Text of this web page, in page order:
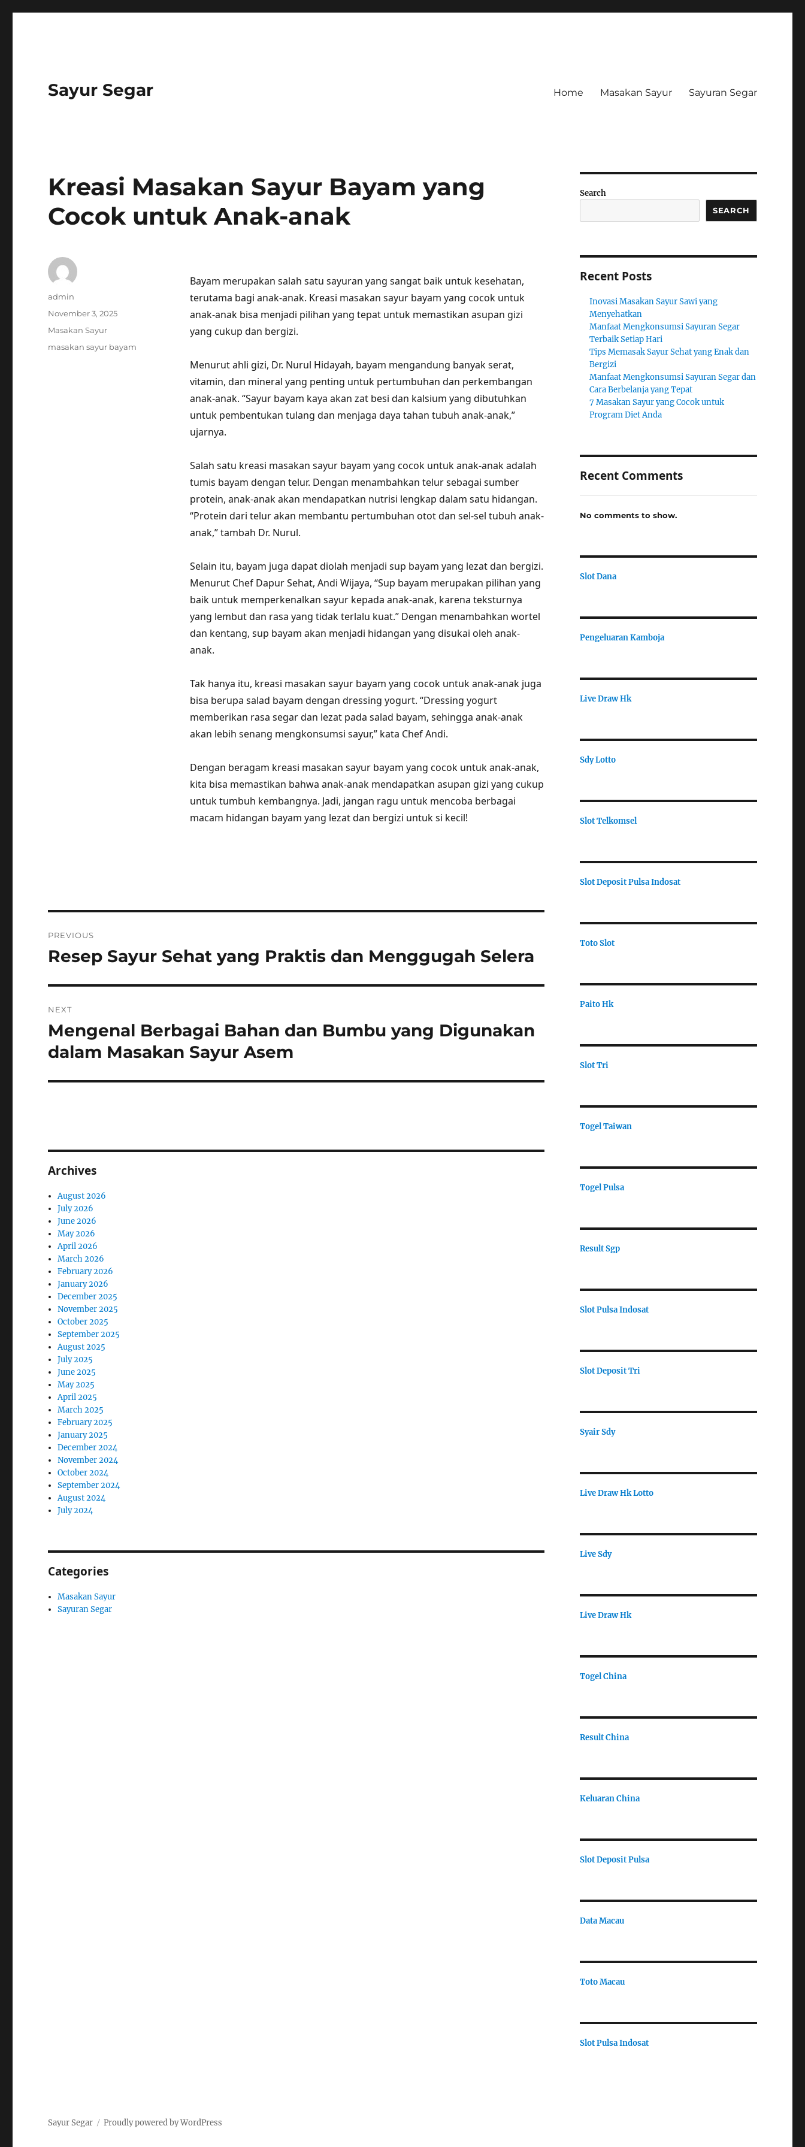
Sayur Segar Home Masakan Sayur Sayuran Segar
Kreasi Masakan Sayur Bayam yang
Cocok untuk Anak-anak
Bayam merupakan salah satu sayuran yang sangat baik untuk kesehatan,
terutama bagi anak-anak. Kreasi masakan sayur bayam yang cocok untuk
anak-anak bisa menjadi pilihan yang tepat untuk memastikan asupan gizi
yang cukup dan bergizi.
Menurut ahli gizi, Dr. Nurul Hidayah, bayam mengandung banyak serat,
vitamin, dan mineral yang penting untuk pertumbuhan dan perkembangan
anak-anak. “Sayur bayam kaya akan zat besi dan kalsium yang dibutuhkan
untuk pembentukan tulang dan menjaga daya tahan tubuh anak-anak,”
ujarnya.
Salah satu kreasi masakan sayur bayam yang cocok untuk anak-anak adalah
tumis bayam dengan telur. Dengan menambahkan telur sebagai sumber
protein, anak-anak akan mendapatkan nutrisi lengkap dalam satu hidangan.
“Protein dari telur akan membantu pertumbuhan otot dan sel-sel tubuh anak-
anak,” tambah Dr. Nurul.
Selain itu, bayam juga dapat diolah menjadi sup bayam yang lezat dan bergizi.
Menurut Chef Dapur Sehat, Andi Wijaya, “Sup bayam merupakan pilihan yang
baik untuk memperkenalkan sayur kepada anak-anak, karena teksturnya
yang lembut dan rasa yang tidak terlalu kuat.” Dengan menambahkan wortel
dan kentang, sup bayam akan menjadi hidangan yang disukai oleh anak-
anak.
Tak hanya itu, kreasi masakan sayur bayam yang cocok untuk anak-anak juga
bisa berupa salad bayam dengan dressing yogurt. “Dressing yogurt
memberikan rasa segar dan lezat pada salad bayam, sehingga anak-anak
akan lebih senang mengkonsumsi sayur,” kata Chef Andi.
Dengan beragam kreasi masakan sayur bayam yang cocok untuk anak-anak,
kita bisa memastikan bahwa anak-anak mendapatkan asupan gizi yang cukup
untuk tumbuh kembangnya. Jadi, jangan ragu untuk mencoba berbagai
macam hidangan bayam yang lezat dan bergizi untuk si kecil!
Author
admin
Posted
November 3, 2025
Categories
Masakan Sayur
Tags
masakan sayur bayam
navigation
PREVIOUS
Previous
Resep Sayur Sehat yang Praktis dan Menggugah Selera
NEXT
Next
post:
Mengenal Berbagai Bahan dan Bumbu yang Digunakan
dalam Masakan Sayur Asem
Archives
August 2026
July 2026
June 2026
May 2026
April 2026
March 2026
February 2026
January 2026
December 2025
November 2025
October 2025
September 2025
August 2025
July 2025
June 2025
May 2025
April 2025
March 2025
February 2025
January 2025
December 2024
November 2024
October 2024
September 2024
August 2024
July 2024
Categories
Masakan Sayur
Sayuran Segar
Search
SEARCH
Recent Posts
Inovasi Masakan Sayur Sawi yang
Menyehatkan
Manfaat Mengkonsumsi Sayuran Segar
Terbaik Setiap Hari
Tips Memasak Sayur Sehat yang Enak dan
Bergizi
Manfaat Mengkonsumsi Sayuran Segar dan
Cara Berbelanja yang Tepat
7 Masakan Sayur yang Cocok untuk
Program Diet Anda
Recent Comments
No comments to show.
Slot Dana
Pengeluaran Kamboja
Live Draw Hk
Sdy Lotto
Slot Telkomsel
Slot Deposit Pulsa Indosat
Toto Slot
Paito Hk
Slot Tri
Togel Taiwan
Togel Pulsa
Result Sgp
Slot Pulsa Indosat
Slot Deposit Tri
Syair Sdy
Live Draw Hk Lotto
Live Sdy
Live Draw Hk
Togel China
Result China
Keluaran China
Slot Deposit Pulsa
Data Macau
Toto Macau
Slot Pulsa Indosat
Sayur Segar Proudly powered by WordPress